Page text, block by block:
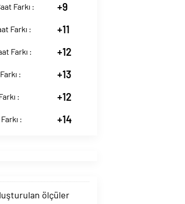
Farkı : +9
Farkı : +11
Farkı : +12
: +13
: +12
: +14
ölçüler